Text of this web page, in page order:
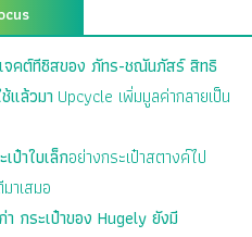
จคต์ทีซิสของ ภัทร-ชณันภัสร์ สิทธิ
แล้วมา Upcycle เพิ่มมูลค่ากลายเป็น
ป๋าใบเล็กอย่างกระเป๋าสตางค์ไป
าเสมอ
กระเป๋าของ Hugely ยังมี